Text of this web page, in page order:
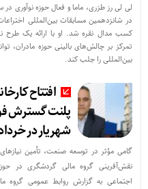
لی لی رز طزری، ماما و فعال حوزه نوآوری
در شانزدهمین مسابقات بین‌المللی
کسب مدال نقره شد. او با ارائه یک طرح
تمرکز بر چالش‌های بالینی حوزه مادران،
بین‌المللی را جلب کند.
افتتاح
پلنت گسترش
شهریار در
گامی مؤثر در توسعه صنعت، تأمین
نقش‌آفرینی گروه مالی گردشگری در
اجتماعی به گزارش روابط عمومی گروه